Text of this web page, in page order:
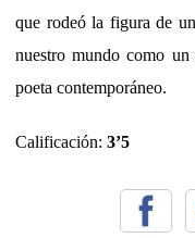
que rodeó la figura de
nuestro mundo como
poeta contemporáneo.
Calificación: 3’5